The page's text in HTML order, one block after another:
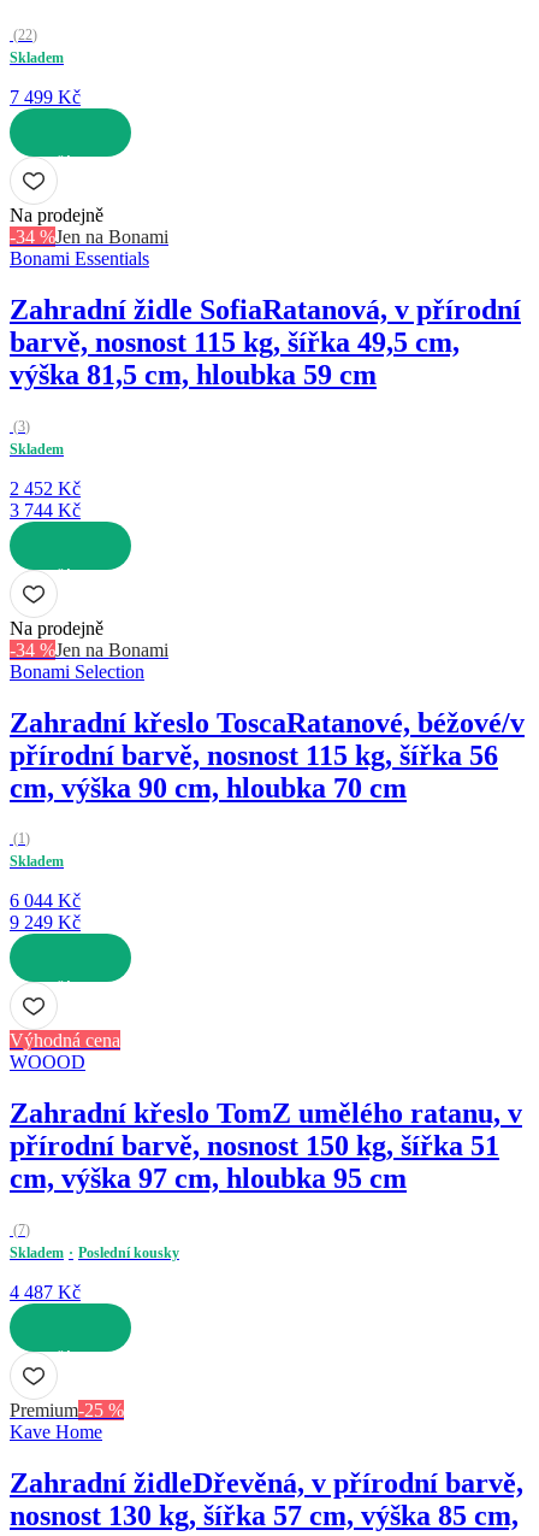
(22)
Skladem
7 499 Kč
DO KOŠÍKU
Na prodejně
-34 %Jen na Bonami
Bonami Essentials
Zahradní židle SofiaRatanová, v přírodní
barvě, nosnost 115 kg, šířka 49,5 cm,
výška 81,5 cm, hloubka 59 cm
(3)
Skladem
2 452 Kč
3 744 Kč
DO KOŠÍKU
Na prodejně
-34 %Jen na Bonami
Bonami Selection
Zahradní křeslo ToscaRatanové, béžové/v
přírodní barvě, nosnost 115 kg, šířka 56
cm, výška 90 cm, hloubka 70 cm
(1)
Skladem
6 044 Kč
9 249 Kč
DO KOŠÍKU
Výhodná cena
WOOOD
Zahradní křeslo TomZ umělého ratanu, v
přírodní barvě, nosnost 150 kg, šířka 51
cm, výška 97 cm, hloubka 95 cm
(7)
Skladem
Poslední kousky
4 487 Kč
DO KOŠÍKU
Premium-25 %
Kave Home
Zahradní židleDřevěná, v přírodní barvě,
nosnost 130 kg, šířka 57 cm, výška 85 cm,